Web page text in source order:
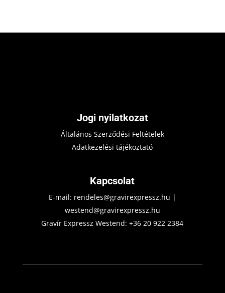
Jogi nyilatkozat
Általános Szerződési Feltételek
Adatkezelési tájékoztató
Kapcsolat
E-mail: rendeles@gravirexpressz.hu |
westend@gravirexpressz.hu
Gravír Expressz Westend:+36 20 922 2384